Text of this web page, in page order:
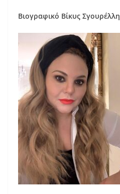
Βιογραφικό Βίκυς Σγουρέλλη